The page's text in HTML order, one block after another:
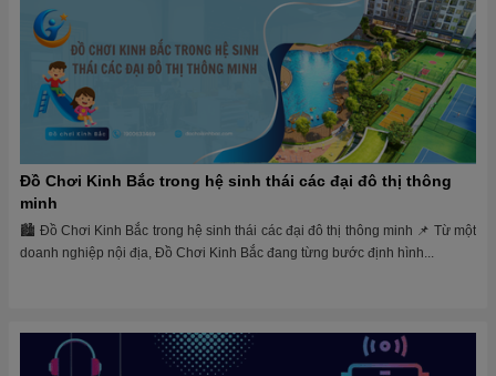
Đồ Chơi Kinh Bắc trong hệ sinh thái các đại đô thị thông
minh
🏙 Đồ Chơi Kinh Bắc trong hệ sinh thái các đại đô thị thông minh 📌 Từ một
doanh nghiệp nội địa, Đồ Chơi Kinh Bắc đang từng bước định hình...